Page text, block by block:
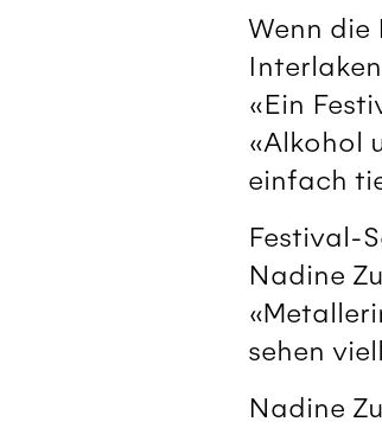
Wenn die
«Ein
«Alkohol
einfach
Festival-
Nadine
sehen
Nadine